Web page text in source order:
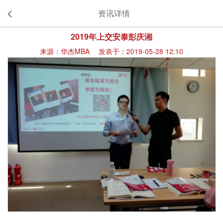
资讯详情
2019年上交安泰彭庆湘
来源：华杰MBA 发表于：2019-05-28 12:10